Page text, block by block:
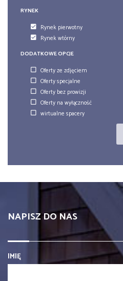
RYNEK
Rynek pierwotny
Rynek wtórny
DODATKOWE OPCJE
Oferty ze zdjęciem
Oferty specjalne
Oferty bez prowizji
Oferty na wyłączność
wirtualne spacery
NAPISZ DO NAS
IMIĘ